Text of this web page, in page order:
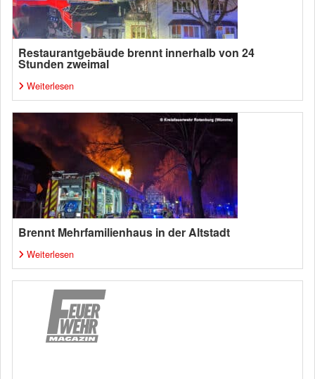
Restaurantgebäude brennt innerhalb von 24
Stunden zweimal
Weiterlesen
Brennt Mehrfamilienhaus in der Altstadt
Weiterlesen